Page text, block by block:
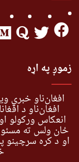
زموږ په اړه
افغان‌ناو خبري
افغان‌ناو د
انعکاس ورکولو
ځان ولس ته
او د کره